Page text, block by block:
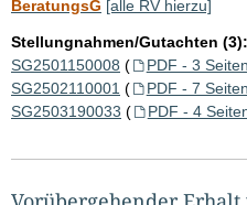
BeratungsG [alle RV hierzu]
Stellungnahmen/Gutachten (3):
SG2501150008 ( PDF - 3 Seiten
SG2502110001 ( PDF - 7 Seiten
SG2503190033 ( PDF - 4